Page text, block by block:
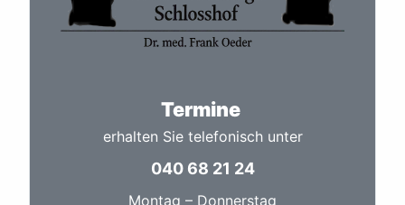
Termine
erhalten Sie telefonisch unter
040 68 21 24
Montag – Donnerstag